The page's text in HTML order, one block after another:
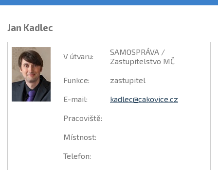
Jan Kadlec
V útvaru:
SAMOSPRÁVA /
Zastupitelstvo MČ
Funkce: zastupitel
E-mail: kadlec@cakovice.cz
Pracoviště:
Místnost:
Telefon: